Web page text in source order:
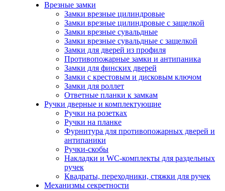
Врезные замки
Замки врезные цилиндровые
Замки врезные цилиндровые с защелкой
Замки врезные сувальдные
Замки врезные сувальдные с защелкой
Замки для дверей из профиля
Противопожарные замки и антипаника
Замки для финских дверей
Замки с крестовым и дисковым ключом
Замки для роллет
Ответные планки к замкам
Ручки дверные и комплектующие
Ручки на розетках
Ручки на планке
Фурнитура для противопожарных дверей и
антипаники
Ручки-скобы
Накладки и WC-комплекты для раздельных
ручек
Квадраты, переходники, стяжки для ручек
Механизмы секретности